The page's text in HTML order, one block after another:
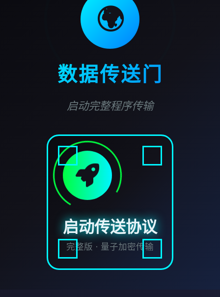
🌍
数据传送门
启动完整程序传输
启动传送协议
完整版 · 量子加密传输